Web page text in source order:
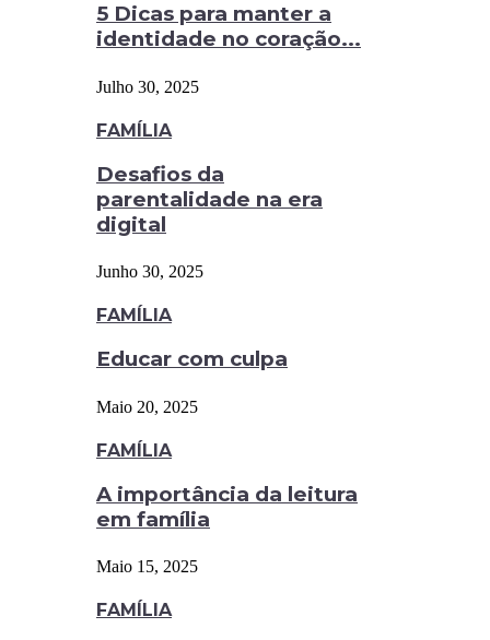
5 Dicas para manter a
identidade no coração...
Julho 30, 2025
FAMÍLIA
Desafios da
parentalidade na era
digital
Junho 30, 2025
FAMÍLIA
Educar com culpa
Maio 20, 2025
FAMÍLIA
A importância da leitura
em família
Maio 15, 2025
FAMÍLIA